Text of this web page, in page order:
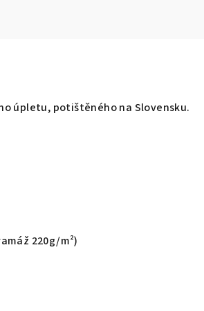
úpletu, potištěného na Slovensku.
220g/m²)